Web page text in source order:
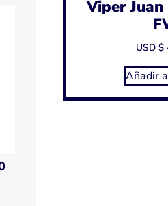
Viper
USD $
Añadir